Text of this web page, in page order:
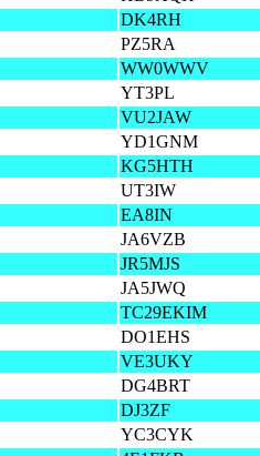
DK4RH
PZ5RA
WW0WWV
YT3PL
VU2JAW
YD1GNM
KG5HTH
UT3IW
EA8IN
JA6VZB
JR5MJS
JA5JWQ
TC29EKIM
DO1EHS
VE3UKY
DG4BRT
DJ3ZF
YC3CYK